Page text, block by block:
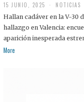
15 JUNIO, 2025 NOTICIAS
Hallan cadáver en la V-30
hallazgo en Valencia:
aparición inesperada
More